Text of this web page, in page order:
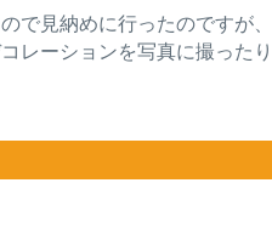
で見納めに行ったのですが
ーションを写真に撮った